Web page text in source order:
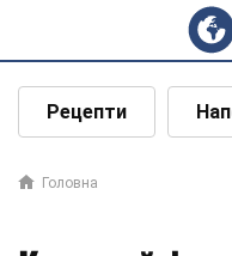
Рецепти
Головна